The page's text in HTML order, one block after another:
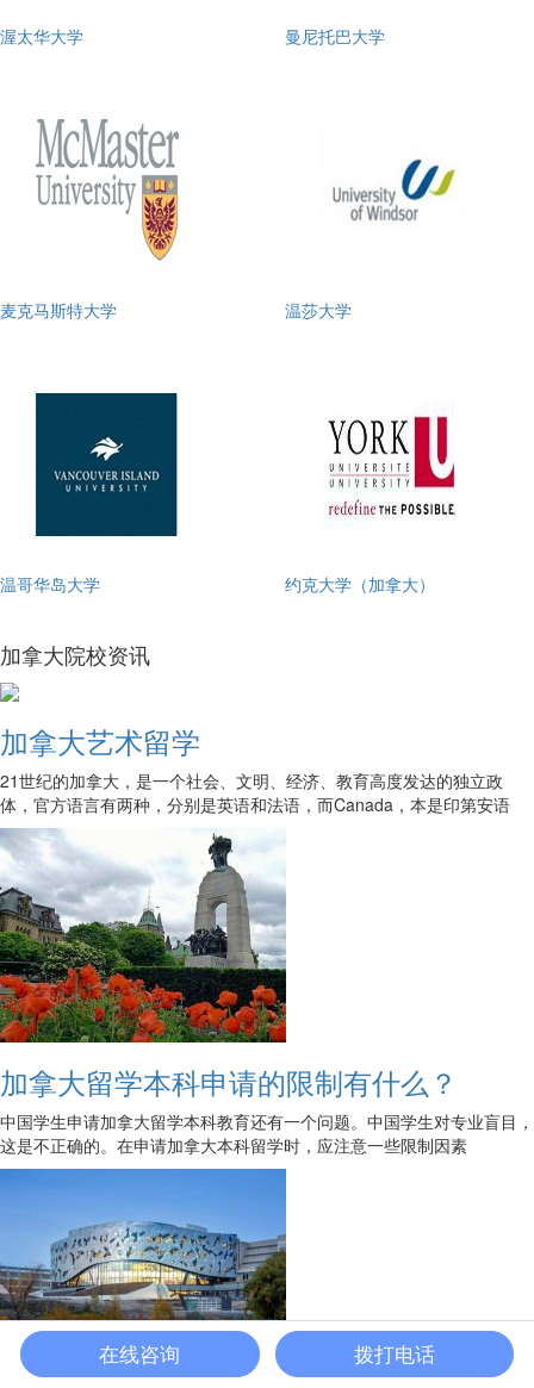
渥太华大学 曼尼托巴大学
麦克马斯特大学 温莎大学
温哥华岛大学 约克大学（加拿大）
加拿大院校资讯
加拿大艺术留学
21世纪的加拿大，是一个社会、文明、经济、教育高度发达的独立政
体，官方语言有两种，分别是英语和法语，而Canada，本是印第安语
加拿大留学本科申请的限制有什么？
中国学生申请加拿大留学本科教育还有一个问题。中国学生对专业盲目，
这是不正确的。在申请加拿大本科留学时，应注意一些限制因素
在线咨询 拨打电话